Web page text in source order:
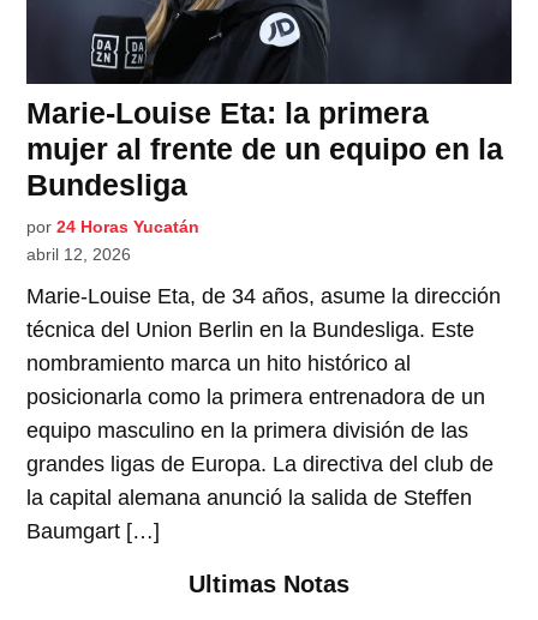
Marie-Louise Eta: la primera
mujer al frente de un equipo en la
Bundesliga
por 24 Horas Yucatán
abril 12, 2026
Marie-Louise Eta, de 34 años, asume la dirección
técnica del Union Berlin en la Bundesliga. Este
nombramiento marca un hito histórico al
posicionarla como la primera entrenadora de un
equipo masculino en la primera división de las
grandes ligas de Europa. La directiva del club de
la capital alemana anunció la salida de Steffen
Baumgart […]
Ultimas Notas